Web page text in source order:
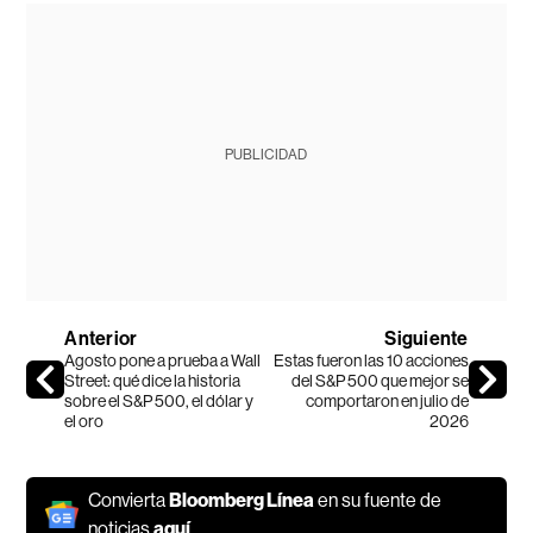
PUBLICIDAD
Anterior
Agosto pone a prueba a Wall
Street: qué dice la historia
sobre el S&P 500, el dólar y
el oro
Siguiente
Estas fueron las 10 acciones
del S&P 500 que mejor se
comportaron en julio de
2026
ConviertaBloomberg Línea en su fuente de
noticiasaquí